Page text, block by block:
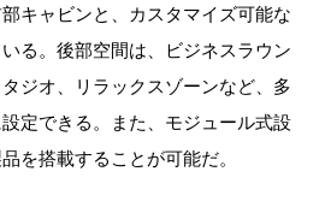
キャビンと、カスタマイズ可能な
る。後部空間は、ビジネスラウン
ジオ、リラックスゾーンなど、多
定できる。また、モジュール式設
を搭載することが可能だ。